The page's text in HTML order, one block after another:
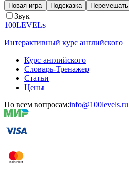
Новая игра Подсказка Перемешать
Звук
100LEVELs
Интерактивный курс английского
Курс английского
Словарь-Тренажер
Статьи
Цены
По всем вопросам:info@100levels.ru